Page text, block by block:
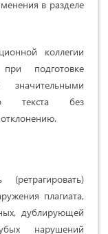
в разделе
коллегии
подготовке
текста без
плагиата,
дублирующей
нарушений